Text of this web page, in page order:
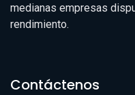
medianas empresas
rendimiento.
Contáctenos